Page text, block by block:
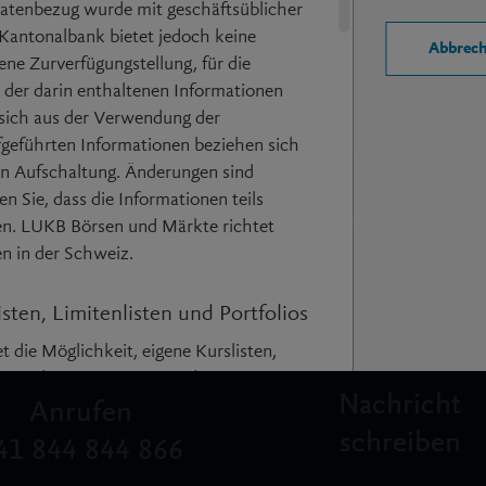
wurde mit geschäftsüblicher
bietet jedoch keine
Zurverfügungstellung, für die
darin enthaltenen Informationen
aus der Verwendung der
Informationen beziehen sich
Aufschaltung. Änderungen sind
Sie, dass die Informationen teils
LUKB Börsen und Märkte richtet
in der Schweiz.
Limitenlisten und Portfolios
die Möglichkeit, eigene Kurslisten,
Die Nutzung dieser
jedoch mindestens 15 Minuten.
Wir sind für Sie da
call